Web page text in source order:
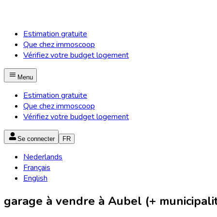
Estimation gratuite
Que chez immoscoop
Vérifiez votre budget logement
Menu
Estimation gratuite
Que chez immoscoop
Vérifiez votre budget logement
Se connecter FR
Nederlands
Français
English
garage à vendre à Aubel (+